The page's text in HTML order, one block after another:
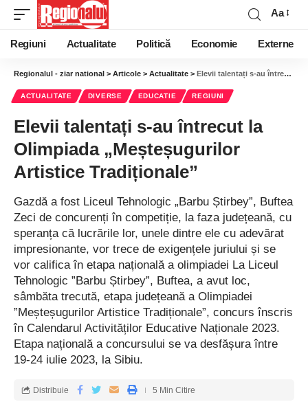
Aa
Regiuni Actualitate Politică Economie Externe
Regionalul - ziar national > Articole > Actualitate > Elevii talentați s-au întrecut la Olimpiada „Meșteșugurilor Artistice Tradiționale”
ACTUALITATE DIVERSE EDUCATIE REGIUNI
Elevii talentați s-au întrecut la
Olimpiada „Meșteșugurilor
Artistice Tradiționale”
Gazdă a fost Liceul Tehnologic „Barbu Știrbey”, Buftea
Zeci de concurenți în competiție, la faza județeană, cu
speranța că lucrările lor, unele dintre ele cu adevărat
impresionante, vor trece de exigențele juriului și se
vor califica în etapa națională a olimpiadei La Liceul
Tehnologic ”Barbu Știrbey”, Buftea, a avut loc,
sâmbăta trecută, etapa județeană a Olimpiadei
”Meșteșugurilor Artistice Tradiționale”, concurs înscris
în Calendarul Activităților Educative Naționale 2023.
Etapa națională a concursului se va desfășura între
19-24 iulie 2023, la Sibiu.
Distribuie 5 Min Citire